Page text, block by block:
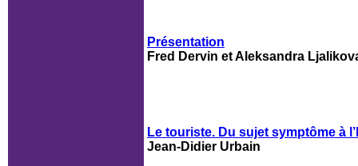
Présentation
Fred Dervin et Aleksandra
Le touriste. Du sujet symptôme à
Jean-Didier Urbain